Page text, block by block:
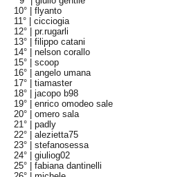
10° |flyanto
11° |cicciogia
12° |pr.rugarli
13° |filippo catani
14° |nelson corallo
15° |scoop
16° |angelo umana
17° |tiamaster
18° |jacopo b98
19° |enrico omodeo sale
20° |omero sala
21° |padly
22° |alezietta75
23° |stefanosessa
24° |giuliog02
25° |fabiana dantinelli